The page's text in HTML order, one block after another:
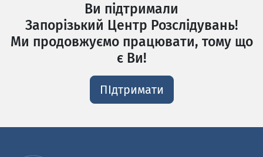
Ви підтримали
Запорізький Центр Розслідувань!
Ми продовжуємо працювати, тому що
є Ви!
ПІдтримати